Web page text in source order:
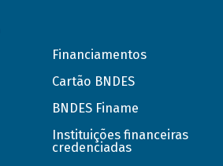
Financiamentos
Cartão BNDES
BNDES Finame
Instituições financeiras
credenciadas